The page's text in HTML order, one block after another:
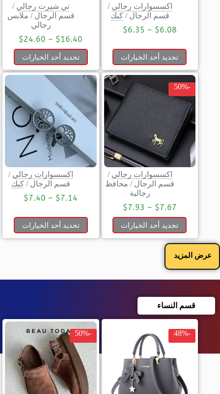
اكسسوارات رجالي /
قسم الرجال /كبك
$6.08
–
$6.35
تحديد أحد الخيارات
تي شيرت رجالي /
قسم الرجال / ملابس
رجالي
$16.40
–
$24.60
تحديد أحد الخيارات
-50%
اكسسوارات رجالي /
قسم الرجال / محافظ
رجالية
$7.67
–
$7.93
تحديد أحد الخيارات
اكسسوارات رجالي /
قسم الرجال / كبك
$7.14
–
$7.40
تحديد أحد الخيارات
عرض المزيد
قسم النساء
-48%
-50%